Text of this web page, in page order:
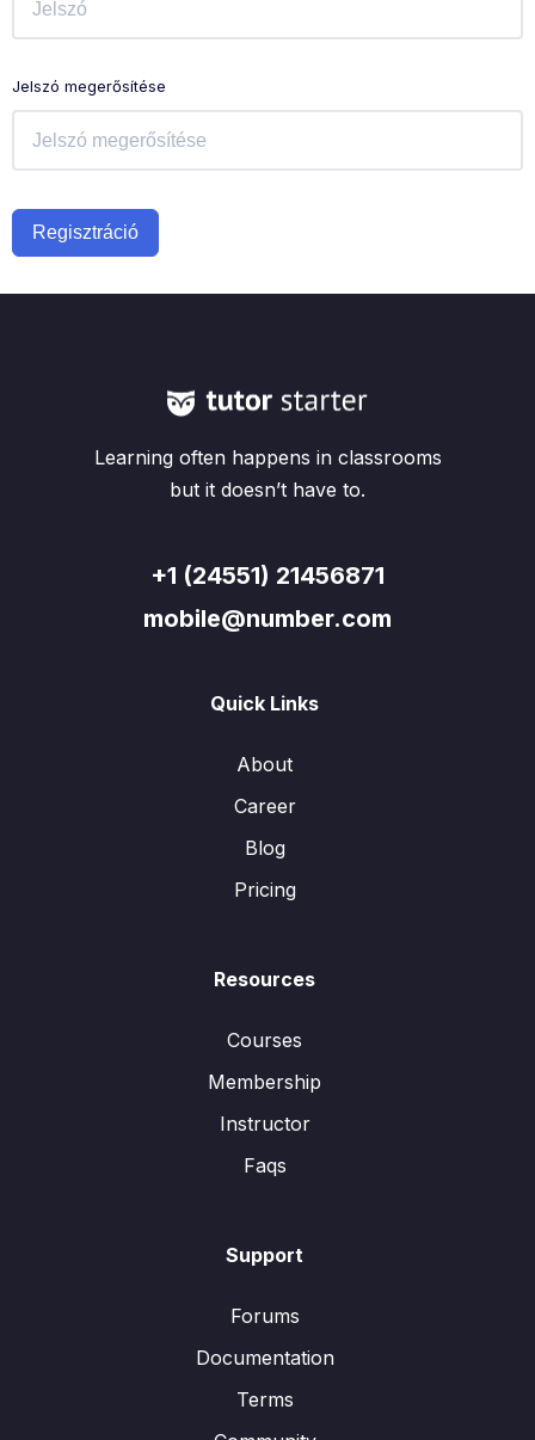
Jelszó megerősítése
Regisztráció
Learning often happens in classrooms
but it doesn’t have to.
+1 (24551) 21456871
mobile@number.com
Quick Links
About
Career
Blog
Pricing
Resources
Courses
Membership
Instructor
Faqs
Support
Forums
Documentation
Terms